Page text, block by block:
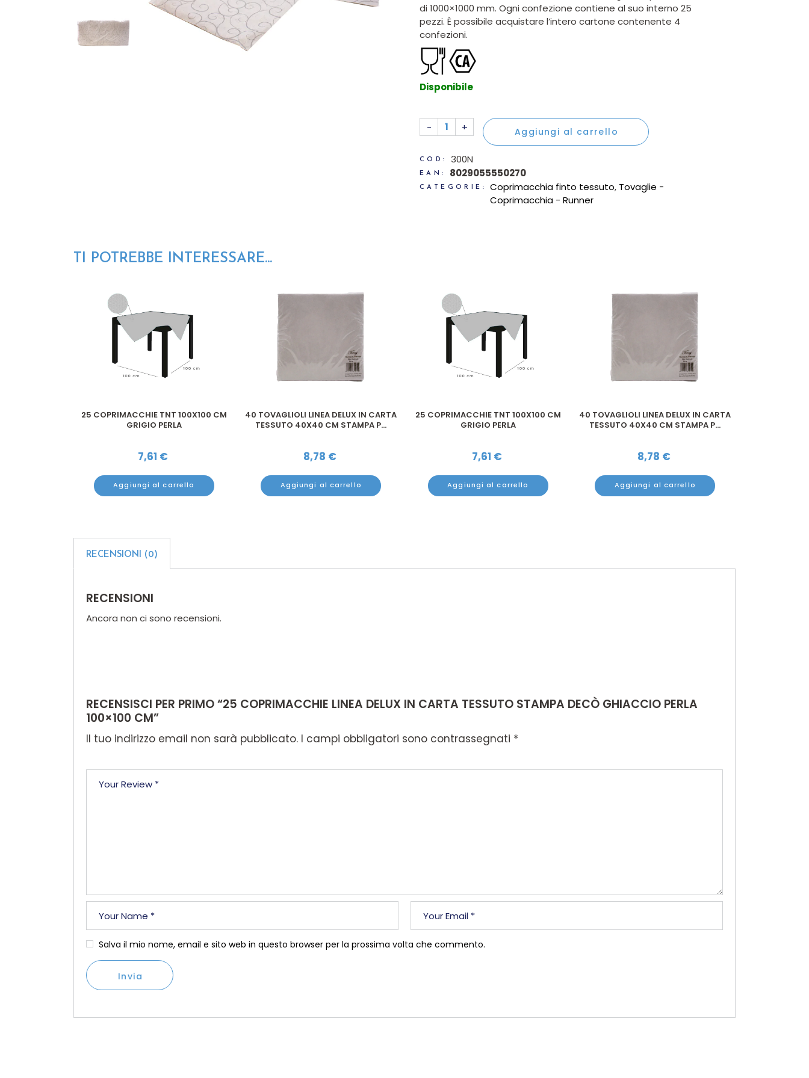
di 1000×1000 mm. Ogni confezione contiene al suo interno 25
pezzi. È possibile acquistare l’intero cartone contenente 4
confezioni.
Disponibile
25 Coprimacchie linea Delux in carta tessuto stampa decò ghiaccio perla 100x100 cm
- + Aggiungi al carrello
COD: 300N
EAN: 8029055550270
CATEGORIE: Coprimacchia finto tessuto, Tovaglie -
Coprimacchia - Runner
TI POTREBBE INTERESSARE...
25 COPRIMACCHIE TNT 100X100 CM
GRIGIO PERLA
7,61 €
Aggiungi al carrello
40 TOVAGLIOLI LINEA DELUX IN CARTA
TESSUTO 40X40 CM STAMPA P...
8,78 €
Aggiungi al carrello
25 COPRIMACCHIE TNT 100X100 CM
GRIGIO PERLA
7,61 €
Aggiungi al carrello
40 TOVAGLIOLI LINEA DELUX IN CARTA
TESSUTO 40X40 CM STAMPA P...
8,78 €
Aggiungi al carrello
RECENSIONI (0)
RECENSIONI
Ancora non ci sono recensioni.
RECENSISCI PER PRIMO “25 COPRIMACCHIE LINEA DELUX IN CARTA TESSUTO STAMPA DECÒ GHIACCIO PERLA
100×100 CM”
Il tuo indirizzo email non sarà pubblicato. I campi obbligatori sono contrassegnati *
Salva il mio nome, email e sito web in questo browser per la prossima volta che commento.
Invia